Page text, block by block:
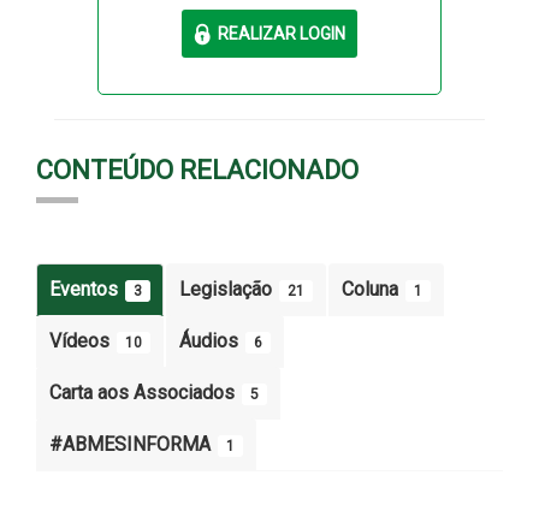
CONTEÚDO RELACIONADO
Eventos 3 Legislação 21 Coluna 1
Vídeos 10 Áudios 6
Carta aos Associados 5
#ABMESINFORMA 1